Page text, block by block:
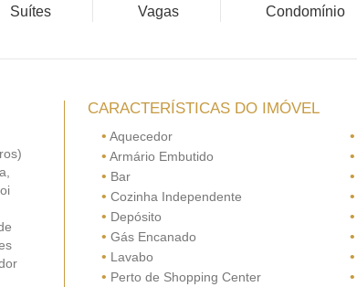
Suítes
Vagas
Condomínio
CARACTERÍSTICAS DO IMÓVEL
• Aquecedor •
• Armário Embutido •
• Bar •
• Cozinha Independente •
• Depósito •
• Gás Encanado •
• Lavabo •
• Perto de Shopping Center •